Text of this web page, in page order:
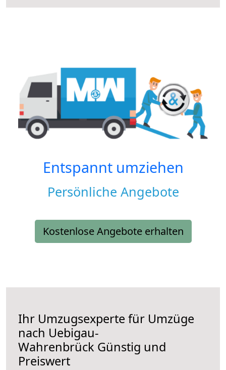
Entspannt umziehen
Persönliche Angebote
Kostenlose Angebote erhalten
Ihr Umzugsexperte für Umzüge
nach Uebigau-
Wahrenbrück Günstig und
Preiswert